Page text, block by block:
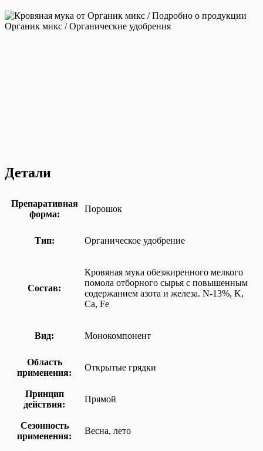
Детали
Препаративная
форма:
Порошок
Тип: Органическое удобрение
Состав:
Кровяная мука обезжиренного мелкого
помола отборного сырья с повышенным
содержанием азота и железа. N-13%, K,
Ca, Fe
Вид: Монокомпонент
Область
применения:
Открытые грядки
Принцип
действия:
Прямой
Сезонность
применения:
Весна, лето